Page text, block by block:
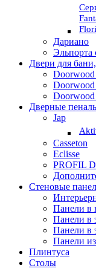
Дариано
Эльпорта
Двери для
Дверные
Jap
Casseton
Eclisse
PROFIL
Стеновые
Панели в
Панели в
Панели в
Панели
Плинтуса
Столы